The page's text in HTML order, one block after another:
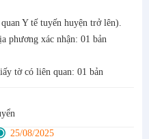
Y tế tuyến huyện trở lên).
phương xác nhận: 01 bản
tờ có liên quan: 01 bản
25/08/2025